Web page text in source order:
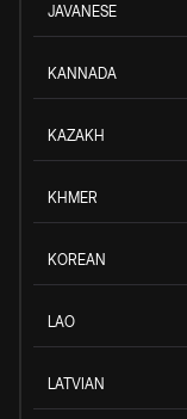
JAVANESE
KANNADA
KAZAKH
KHMER
KOREAN
LAO
LATVIAN